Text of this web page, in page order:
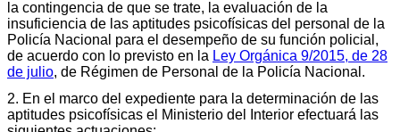
la contingencia de que se trate, la evaluación de la
insuficiencia de las aptitudes psicofísicas del personal de la
Policía Nacional para el desempeño de su función policial,
de acuerdo con lo previsto en la Ley Orgánica 9/2015, de 28
de julio, de Régimen de Personal de la Policía Nacional.
2. En el marco del expediente para la determinación de las
aptitudes psicofísicas el Ministerio del Interior efectuará las